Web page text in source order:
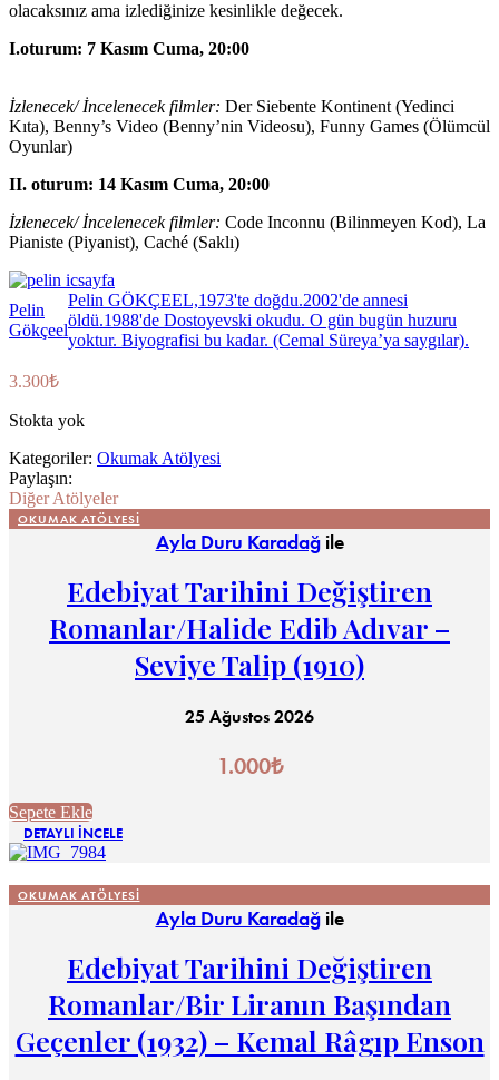
olacaksınız ama izlediğinize kesinlikle değecek.
I.oturum: 7 Kasım Cuma, 20:00
İzlenecek/ İncelenecek filmler: Der Siebente Kontinent (Yedinci
Kıta), Benny’s Video (Benny’nin Videosu), Funny Games (Ölümcül
Oyunlar)
II. oturum: 14 Kasım Cuma, 20:00
İzlenecek/ İncelenecek filmler: Code Inconnu (Bilinmeyen Kod), La
Pianiste (Piyanist), Caché (Saklı)
Pelin
Gökçeel
Pelin GÖKÇEEL,1973'te doğdu.2002'de annesi
öldü.1988'de Dostoyevski okudu. O gün bugün huzuru
yoktur. Biyografisi bu kadar. (Cemal Süreya’ya saygılar).
3.300₺
Stokta yok
Kategoriler: Okumak Atölyesi
Paylaşın:
Diğer Atölyeler
OKUMAK ATÖLYESI
Ayla Duru Karadağile
Edebiyat Tarihini Değiştiren
Romanlar/Halide Edib Adıvar –
Seviye Talip (1910)
25 Ağustos 2026
1.000₺
Sepete Ekle
DETAYLI İNCELE
OKUMAK ATÖLYESI
Ayla Duru Karadağile
Edebiyat Tarihini Değiştiren
Romanlar/Bir Liranın Başından
Geçenler (1932) – Kemal Râgıp Enson